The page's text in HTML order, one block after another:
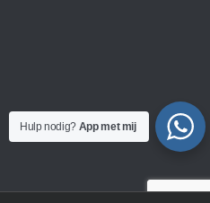
Hulp nodig? App met mij